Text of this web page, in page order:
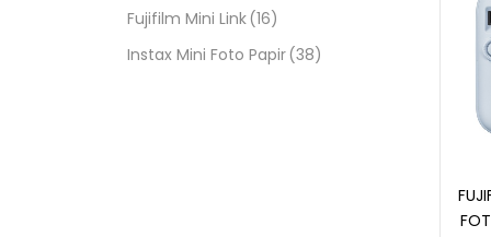
Fujifilm Mini Link(16)
Instax Mini Foto Papir(38)